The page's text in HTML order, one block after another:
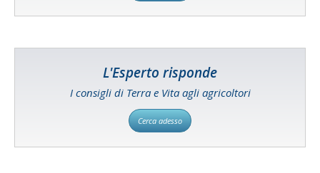
L'Esperto risponde
I consigli di Terra e Vita agli agricoltori
Cerca adesso